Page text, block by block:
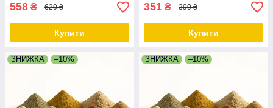
558 ₴ 620 ₴
Купити
351 ₴ 390 ₴
Купити
ЗНИЖКА –10% ЗНИЖКА –10%